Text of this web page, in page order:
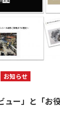
お知らせ
ュー」と「お